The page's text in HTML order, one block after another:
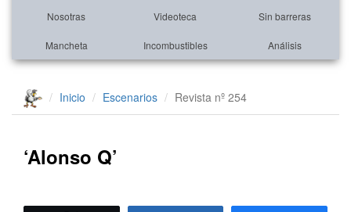
Nosotras Videoteca Sin barreras
Mancheta Incombustibles Análisis
Inicio Escenarios Revista nº 254
‘Alonso Q’